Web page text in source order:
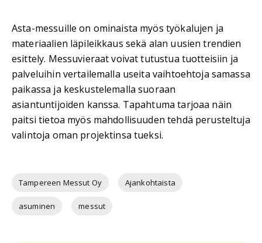
Asta-messuille on ominaista myös työkalujen ja
materiaalien läpileikkaus sekä alan uusien trendien
esittely. Messuvieraat voivat tutustua tuotteisiin ja
palveluihin vertailemalla useita vaihtoehtoja samassa
paikassa ja keskustelemalla suoraan
asiantuntijoiden kanssa. Tapahtuma tarjoaa näin
paitsi tietoa myös mahdollisuuden tehdä perusteltuja
valintoja oman projektinsa tueksi.
Tampereen Messut Oy Ajankohtaista
asuminen messut